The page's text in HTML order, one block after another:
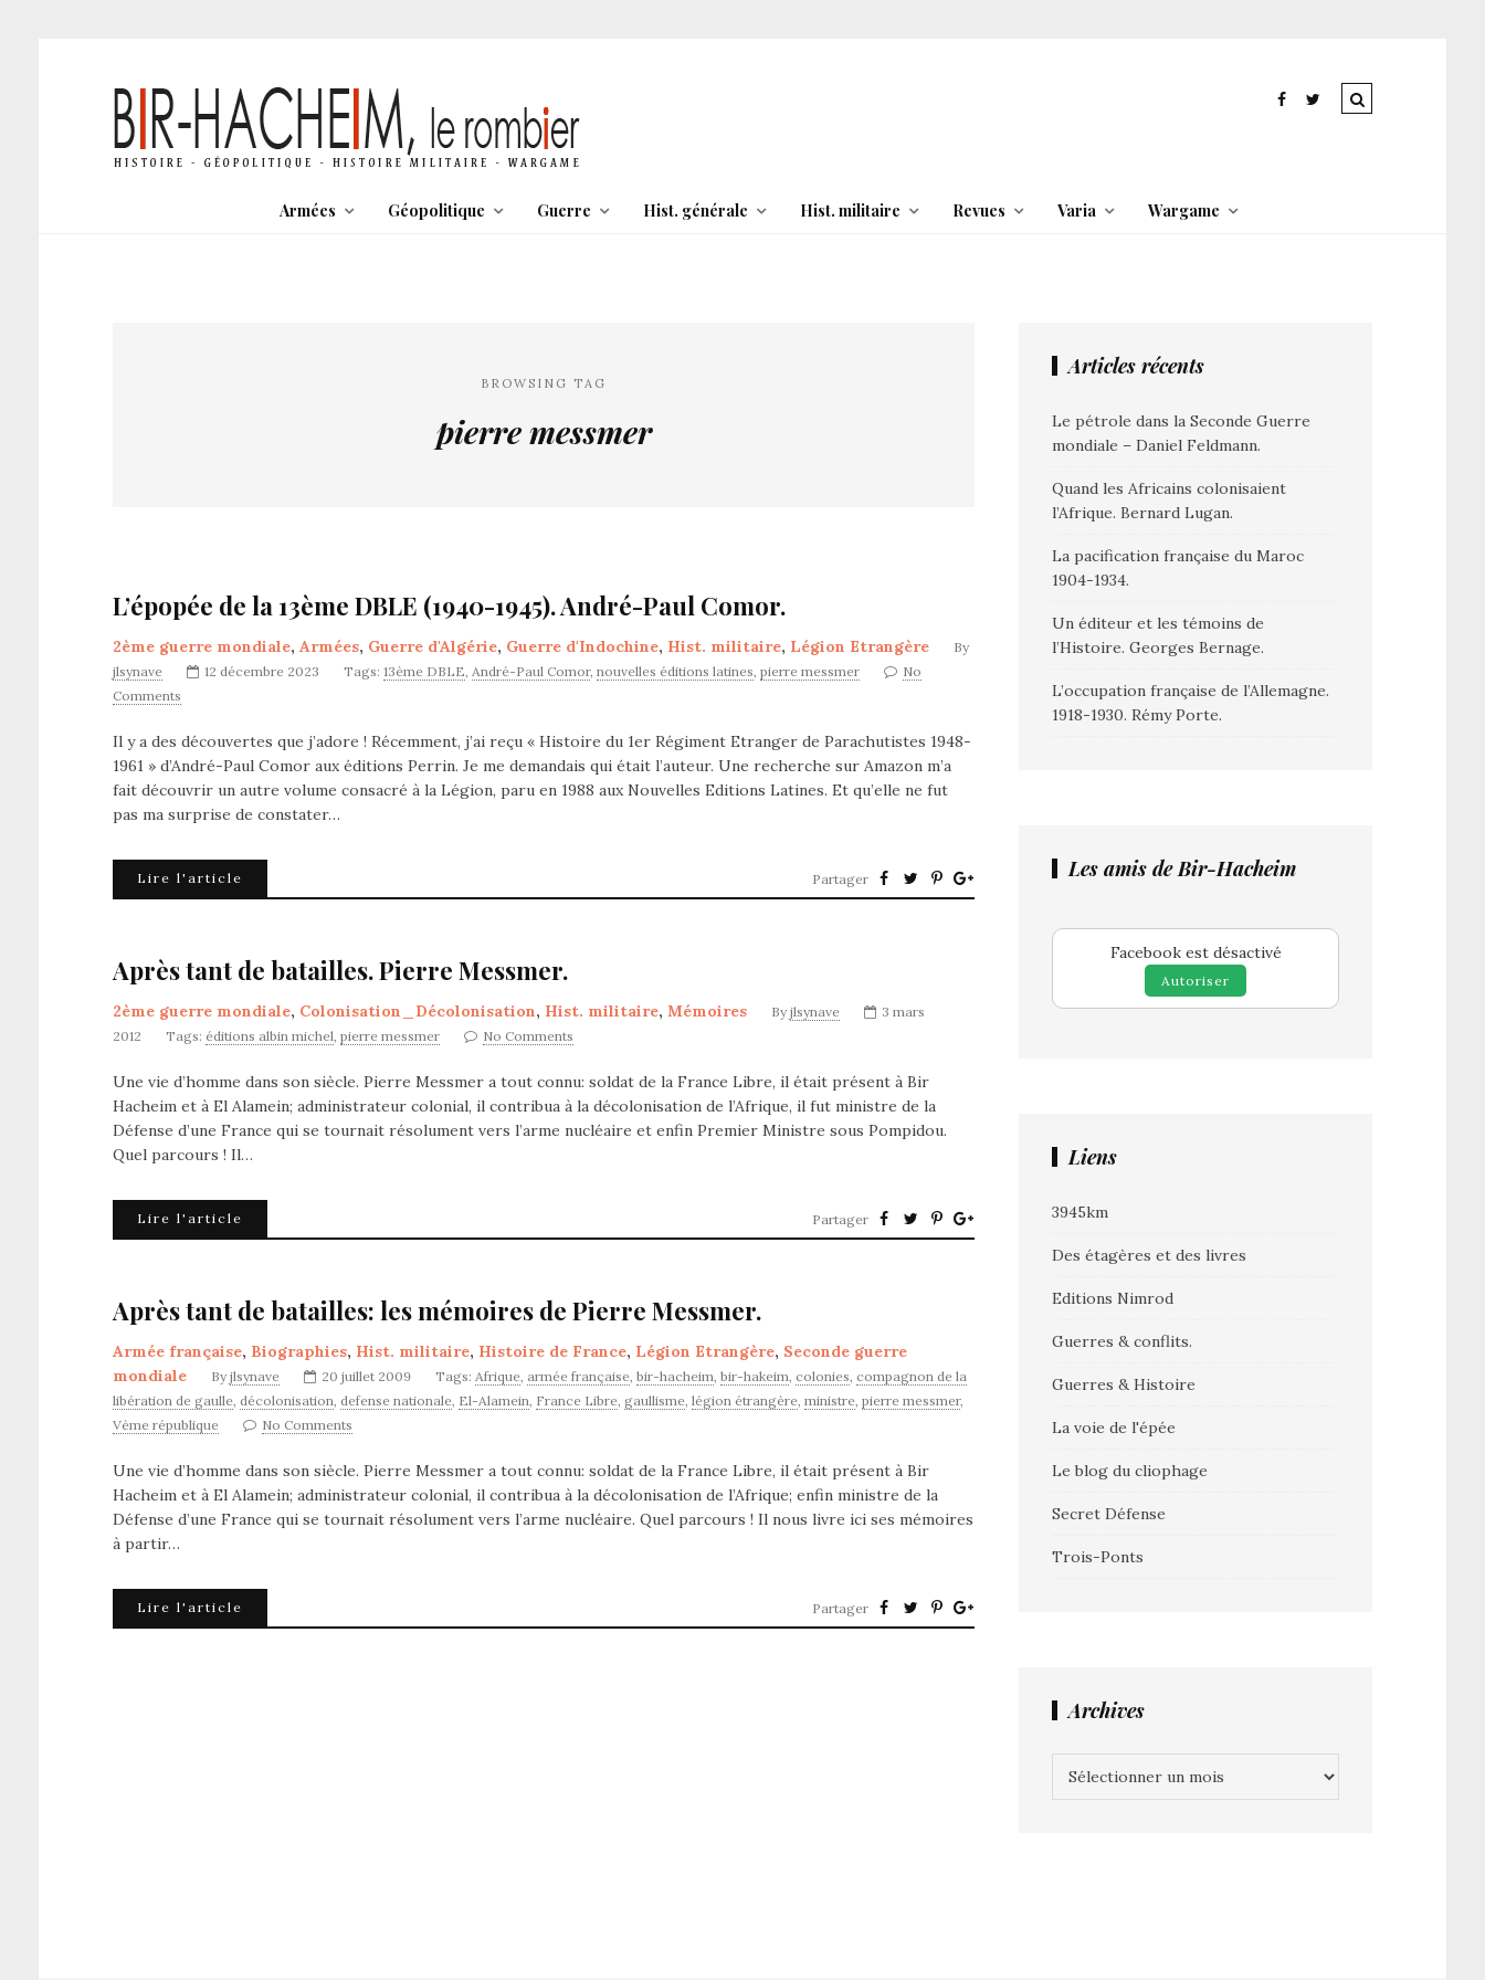
Armées Géopolitique Guerre Hist. générale Hist. militaire Revues Varia Wargame
BROWSING TAG
pierre messmer
L’épopée de la 13ème DBLE (1940-1945). André-Paul Comor.
2ème guerre mondiale, Armées, Guerre d'Algérie, Guerre d'Indochine, Hist. militaire, Légion Etrangère
By
jlsynave
12 décembre 2023 Tags: 13ème DBLE, André-Paul Comor, nouvelles éditions latines, pierre messmer
No
Comments
Il y a des découvertes que j’adore ! Récemment, j’ai reçu « Histoire du 1er Régiment Etranger de Parachutistes 1948-
1961 » d’André-Paul Comor aux éditions Perrin. Je me demandais qui était l’auteur. Une recherche sur Amazon m’a
fait découvrir un autre volume consacré à la Légion, paru en 1988 aux Nouvelles Editions Latines. Et qu’elle ne fut
pas ma surprise de constater…
Lire l'article Partager
Après tant de batailles. Pierre Messmer.
2ème guerre mondiale, Colonisation_Décolonisation, Hist. militaire, Mémoires By jlsynave
3 mars
2012
Tags: éditions albin michel, pierre messmer No Comments
Une vie d’homme dans son siècle. Pierre Messmer a tout connu: soldat de la France Libre, il était présent à Bir
Hacheim et à El Alamein; administrateur colonial, il contribua à la décolonisation de l’Afrique, il fut ministre de la
Défense d’une France qui se tournait résolument vers l’arme nucléaire et enfin Premier Ministre sous Pompidou.
Quel parcours ! Il…
Lire l'article Partager
Après tant de batailles: les mémoires de Pierre Messmer.
Armée française, Biographies, Hist. militaire, Histoire de France, Légion Etrangère, Seconde guerre
mondiale
By jlsynave 20 juillet 2009 Tags: Afrique, armée française, bir-hacheim, bir-hakeim, colonies, compagnon de la
libération de gaulle, décolonisation, defense nationale, El-Alamein, France Libre, gaullisme, légion étrangère, ministre, pierre messmer,
Vème république
No Comments
Une vie d’homme dans son siècle. Pierre Messmer a tout connu: soldat de la France Libre, il était présent à Bir
Hacheim et à El Alamein; administrateur colonial, il contribua à la décolonisation de l’Afrique; enfin ministre de la
Défense d’une France qui se tournait résolument vers l’arme nucléaire. Quel parcours ! Il nous livre ici ses mémoires
à partir…
Lire l'article Partager
Articles récents
Le pétrole dans la Seconde Guerre
mondiale – Daniel Feldmann.
Quand les Africains colonisaient
l’Afrique. Bernard Lugan.
La pacification française du Maroc
1904-1934.
Un éditeur et les témoins de
l’Histoire. Georges Bernage.
L’occupation française de l’Allemagne.
1918-1930. Rémy Porte.
Les amis de Bir-Hacheim
Facebook est désactivé
Autoriser
Liens
3945km
Des étagères et des livres
Editions Nimrod
Guerres & conflits.
Guerres & Histoire
La voie de l'épée
Le blog du cliophage
Secret Défense
Trois-Ponts
Archives